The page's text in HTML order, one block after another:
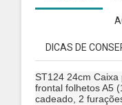
DICAS DE
ST124 24cm
frontal folhetos A5
cadeado, 2